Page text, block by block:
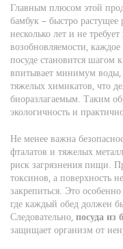
Главным плюсом этой
бамбук – быстро растущее
несколько лет и не
возобновляемости,
посуде становится
впитывает минимум воды,
тяжелых химикатов, что
биоразлагаемым. Таким
экологичность и
Не менее важна
фталатов и тяжелых
риск загрязнения пищи.
токсинов, а поверхность
закрепиться. Это
где каждый обед должен
Следовательно, посуда из
защищает организм от